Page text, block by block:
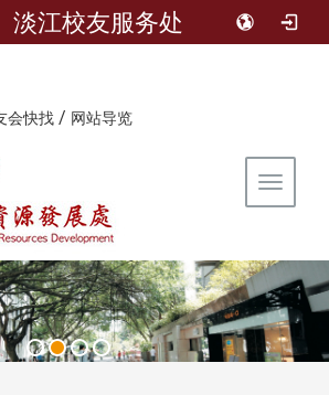
淡江校友服务处
会快找 / 网站导览
Toggle